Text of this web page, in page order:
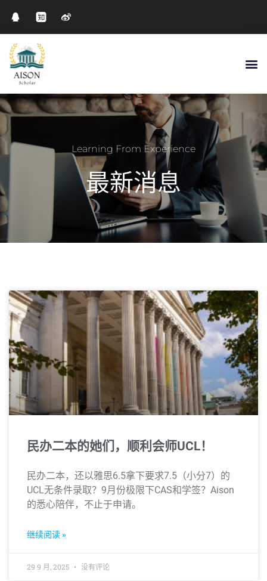
Learning From Experience
最新消息
民办二本的她们，顺利会师UCL！
民办二本，还以雅思6.5拿下要求7.5（小分7）的
UCL无条件录取？9月份极限下CAS和学签？Aison
的悉心陪伴，不止于申请。
继续阅读 »
29 9 月, 2025 没有评论